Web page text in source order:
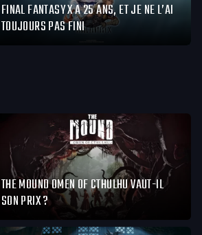
FINAL FANTASY X A 25 ANS, ET JE NE L’AI
TOUJOURS PAS FINI
THE MOUND OMEN OF CTHULHU VAUT-IL
SON PRIX ?